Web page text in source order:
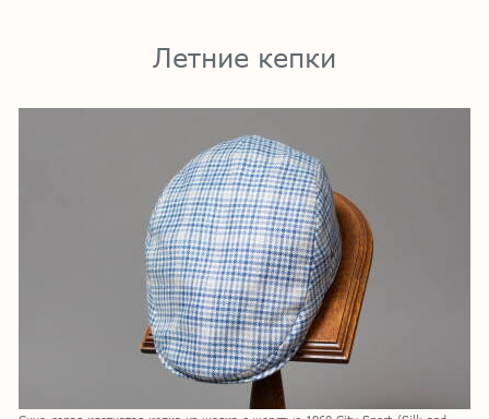
Летние кепки